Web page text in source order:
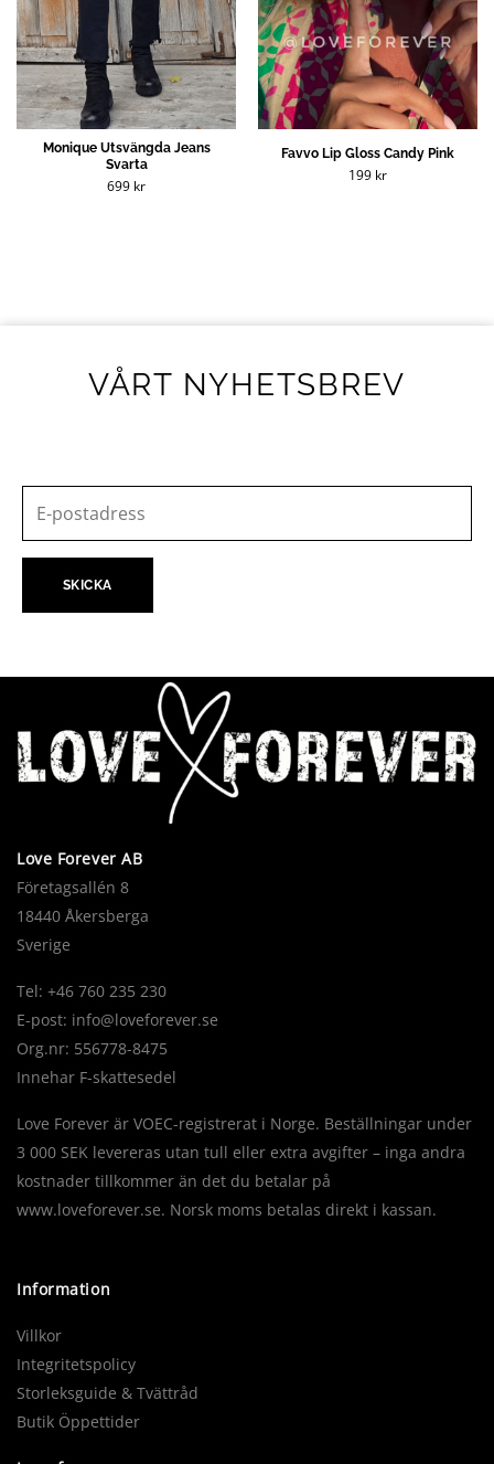
Monique Utsvängda Jeans
Svarta
699 kr
Favvo Lip Gloss Candy Pink
199 kr
VÅRT NYHETSBREV
Love Forever AB
Företagsallén 8
18440 Åkersberga
Sverige
Tel: +46 760 235 230
E-post: info@loveforever.se
Org.nr: 556778-8475
Innehar F-skattesedel
Love Forever är VOEC-registrerat i Norge. Beställningar under
3 000 SEK levereras utan tull eller extra avgifter – inga andra
kostnader tillkommer än det du betalar på
www.loveforever.se. Norsk moms betalas direkt i kassan.
Information
Villkor
Integritetspolicy
Storleksguide & Tvättråd
Butik Öppettider